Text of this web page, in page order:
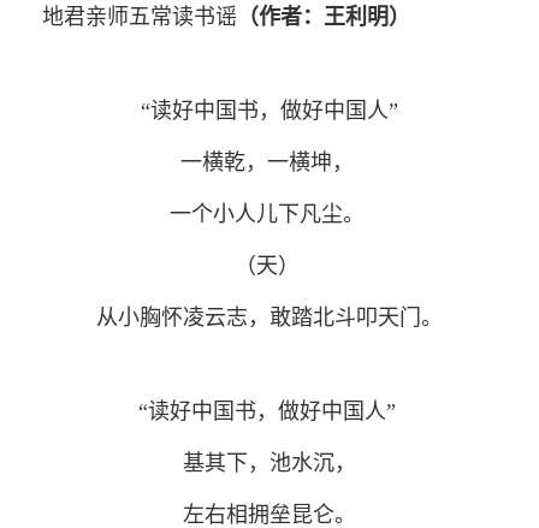
地君亲师五常读书谣 （作者：王利明）
“读好中国书，做好中国人”
一横乾，一横坤，
一个小人儿下凡尘。
（天）
从小胸怀凌云志，敢踏北斗叩天门。
“读好中国书，做好中国人”
基其下，池水沉，
左右相拥垒昆仑。